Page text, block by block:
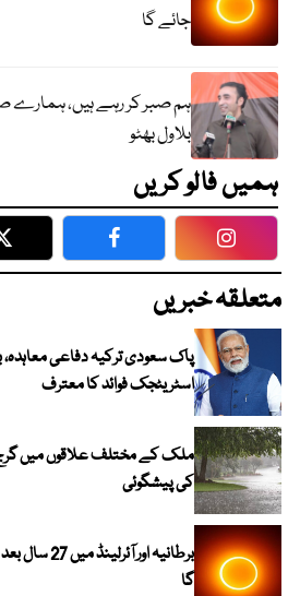
جائے گا
ہم صبر کر رہے ہیں، ہمارے
بلاول بھٹو
ہمیں فالو کریں
Twitter Facebook
متعلقہ خبریں
پاک سعودی ترکیہ دفاعی
اسٹریٹجک فوائد کا معترف
ملک کے مختلف علاقوں میں
کی پیشگوئی
برطانیہ اور
گا